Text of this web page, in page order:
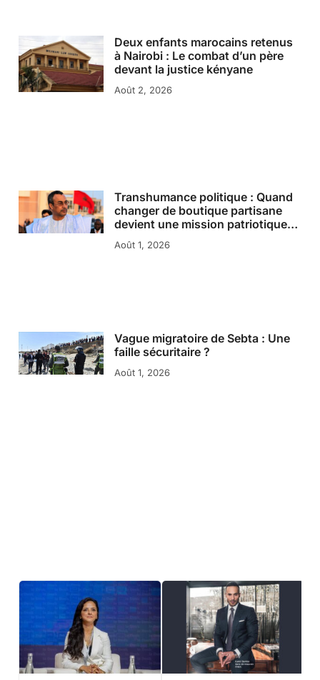
Deux enfants marocains retenus
à Nairobi : Le combat d’un père
devant la justice kényane
Août 2, 2026
Transhumance politique : Quand
changer de boutique partisane
devient une mission patriotique…
Août 1, 2026
Vague migratoire de Sebta : Une
faille sécuritaire ?
Août 1, 2026